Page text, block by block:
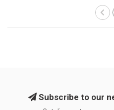
Subscribe to our